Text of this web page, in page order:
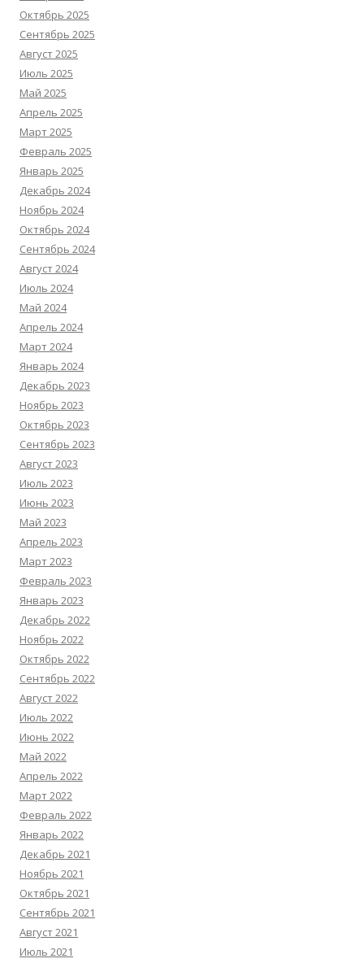
Октябрь 2025
Сентябрь 2025
Август 2025
Июль 2025
Май 2025
Апрель 2025
Март 2025
Февраль 2025
Январь 2025
Декабрь 2024
Ноябрь 2024
Октябрь 2024
Сентябрь 2024
Август 2024
Июль 2024
Май 2024
Апрель 2024
Март 2024
Январь 2024
Декабрь 2023
Ноябрь 2023
Октябрь 2023
Сентябрь 2023
Август 2023
Июль 2023
Июнь 2023
Май 2023
Апрель 2023
Март 2023
Февраль 2023
Январь 2023
Декабрь 2022
Ноябрь 2022
Октябрь 2022
Сентябрь 2022
Август 2022
Июль 2022
Июнь 2022
Май 2022
Апрель 2022
Март 2022
Февраль 2022
Январь 2022
Декабрь 2021
Ноябрь 2021
Октябрь 2021
Сентябрь 2021
Август 2021
Июль 2021